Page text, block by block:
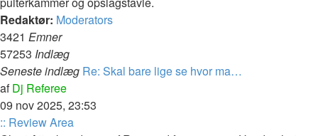
Redaktør: Moderators
3421 Emner
57253 Indlæg
Seneste indlæg Re: Skal bare lige se hvor ma…
afDj RefereeVis
det
seneste
09 nov 2025, 23:53
:: Review Area